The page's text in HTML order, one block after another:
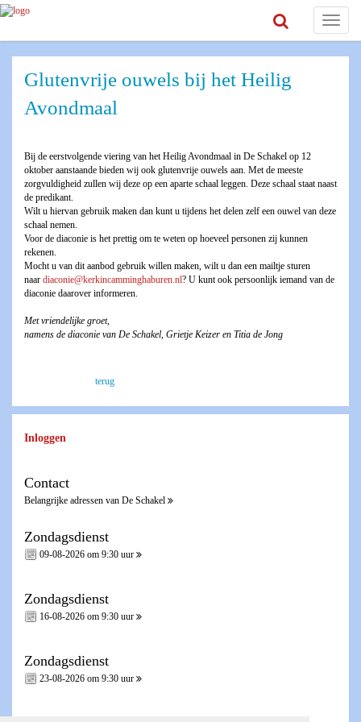
Toggle
Glutenvrije ouwels bij het Heilig
Avondmaal
Bij de eerstvolgende viering van het Heilig Avondmaal in De Schakel op 12
oktober aanstaande bieden wij ook glutenvrije ouwels aan. Met de meeste
zorgvuldigheid zullen wij deze op een aparte schaal leggen. Deze schaal staat naast
de predikant.
Wilt u hiervan gebruik maken dan kunt u tijdens het delen zelf een ouwel van deze
schaal nemen.
Voor de diaconie is het prettig om te weten op hoeveel personen zij kunnen
rekenen.
Mocht u van dit aanbod gebruik willen maken, wilt u dan een mailtje sturen
naar diaconie@kerkincamminghaburen.nl? U kunt ook persoonlijk iemand van de
diaconie daarover informeren.
Met vriendelijke groet,
namens de diaconie van De Schakel, Grietje Keizer en Titia de Jong
terug
Inloggen
Contact
Belangrijke adressen van De Schakel
Zondagsdienst
09-08-2026 om 9:30 uur
Zondagsdienst
16-08-2026 om 9:30 uur
Zondagsdienst
23-08-2026 om 9:30 uur